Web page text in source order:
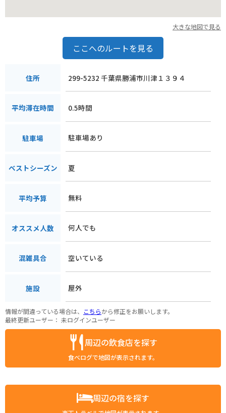
大きな地図で見る
ここへのルートを見る
住所 299-5232 千葉県勝浦市川津１３９４
平均滞在時間 0.5時間
駐車場 駐車場あり
ベストシーズン 夏
平均予算 無料
オススメ人数 何人でも
混雑具合 空いている
施設 屋外
情報が間違っている場合は、 こちらから修正をお願いします。
最終更新ユーザー： 未ログインユーザー
周辺の飲食店を探す
食べログで地図が表示されます。
周辺の宿を探す